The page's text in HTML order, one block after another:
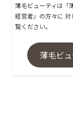
薄毛ビューティは「
経営者」の方々に 対
覧ください。
薄毛ビ